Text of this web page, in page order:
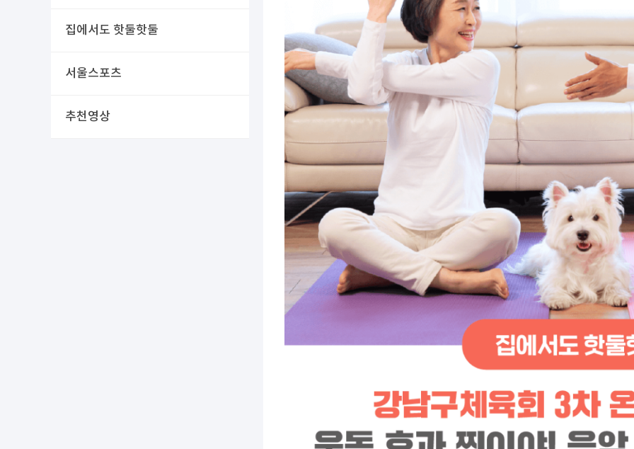
집에서도 핫둘핫둘
서울스포츠
추천영상